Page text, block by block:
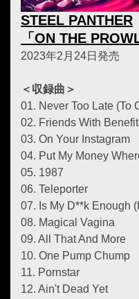
STEEL PANTHER
「ON THE PROWL
2023年2月24日発売
＜収録曲＞
01. Never Too Late (To
02. Friends With
03. On Your Instagram
04. Put My Money
05. 1987
06. Teleporter
07. Is My D**k Enough
08. Magical Vagina
09. All That And More
10. One Pump Chump
11. Pornstar
12. Ain't Dead Yet